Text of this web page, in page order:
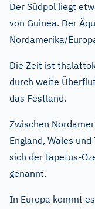
Der Südpol liegt
von Guinea. Der
Nordamerika/
Die Zeit ist
durch weite
das Festland.
Zwischen
England, Wales
sich der Iapetus-
genannt.
In Europa kommt